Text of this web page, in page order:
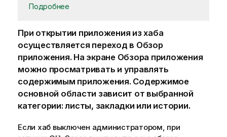
Подробнее
При открытии приложения из хаба
осуществляется переход в Обзор
приложения. На экране Обзора приложения
можно просматривать и управлять
содержимым приложения. Содержимое
основной области зависит от выбранной
категории: листы, закладки или истории.
Если хаб выключен администратором, при